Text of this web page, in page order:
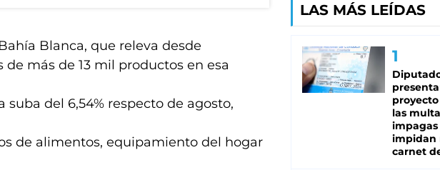
Blanca, que releva desde
más de 13 mil productos en esa
del 6,54% respecto de agosto,
de alimentos, equipamiento del hogar
LAS MÁS LEÍDAS
las
impagas
impidan
carnet